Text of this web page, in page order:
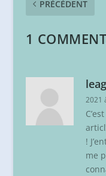
PRÉCÉDENT
1
2021
!
me